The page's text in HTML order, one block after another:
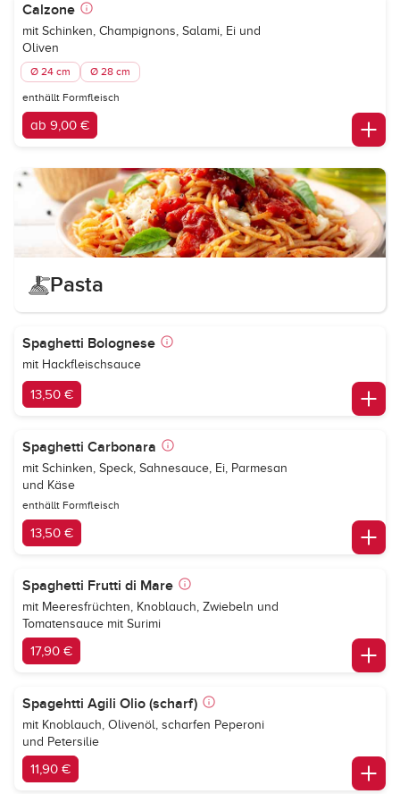
Calzone
mit Schinken, Champignons, Salami, Ei und
Oliven
Ø 24 cm Ø 28 cm
enthällt Formfleisch
ab 9,00 €
Pasta
Spaghetti Bolognese
mit Hackfleischsauce
13,50 €
Spaghetti Carbonara
mit Schinken, Speck, Sahnesauce, Ei, Parmesan
und Käse
enthällt Formfleisch
13,50 €
Spaghetti Frutti di Mare
mit Meeresfrüchten, Knoblauch, Zwiebeln und
Tomatensauce mit Surimi
17,90 €
Spagehtti Agili Olio (scharf)
mit Knoblauch, Olivenöl, scharfen Peperoni
und Petersilie
11,90 €